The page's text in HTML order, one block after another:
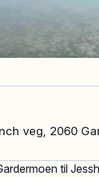
til
veg, 2060